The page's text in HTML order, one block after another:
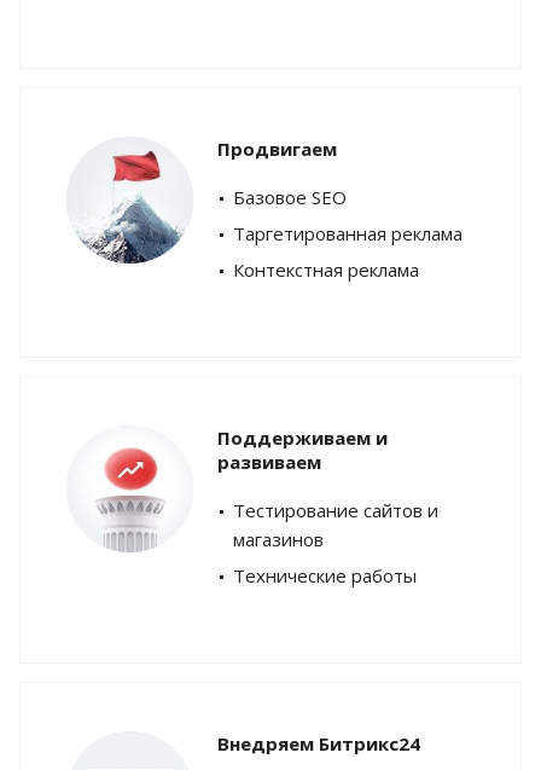
Продвигаем
Базовое SEO
Таргетированная реклама
Контекстная реклама
Поддерживаем и
развиваем
Тестирование сайтов и
магазинов
Технические работы
Внедряем Битрикс24